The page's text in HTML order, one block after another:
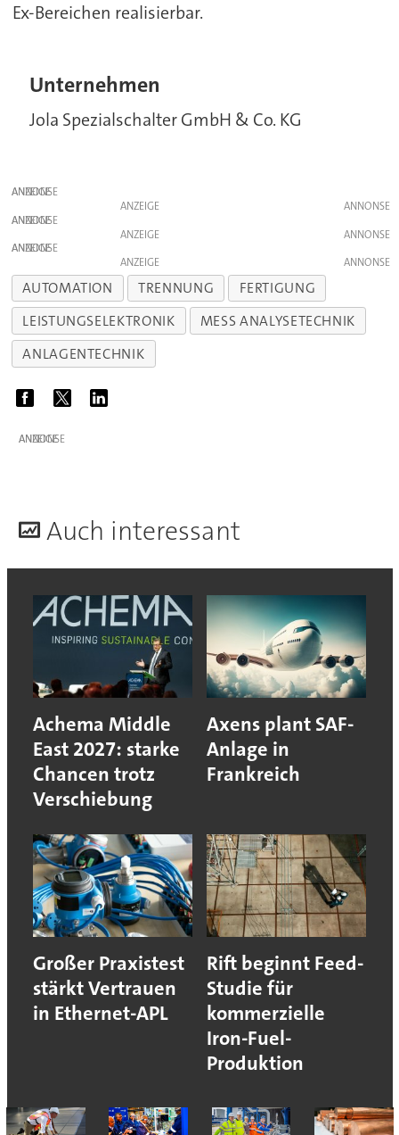
Ex-Bereichen realisierbar.
Unternehmen
Jola Spezialschalter GmbH & Co. KG
ANZEIGE
ANZEIGE
ANZEIGE
ANZEIGE
ANZEIGE
ANZEIGE
AUTOMATION TRENNUNG
FERTIGUNG
LEISTUNGSELEKTRONIK
MESS ANALYSETECHNIK
ANLAGENTECHNIK
ANZEIGE
Auch interessant
Achema Middle
East 2027: starke
Chancen trotz
Verschiebung
Axens plant SAF-
Anlage in
Frankreich
Großer Praxistest
stärkt Vertrauen
in Ethernet-APL
Rift beginnt Feed-
Studie für
kommerzielle
Iron-Fuel-
Produktion